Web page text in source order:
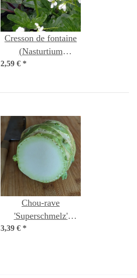
Cresson de fontaine
(Nasturtium
officinale) graines
2,59 € *
Chou-rave
'Superschmelz'
(Brassica oleracea
3,39 € *